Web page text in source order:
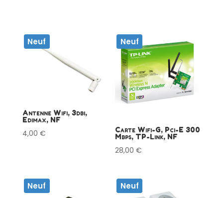
Neuf
Antenne Wifi, 3dbi,
Edimax, NF
4,00 €
Neuf
Carte Wifi-G, Pci-E 300
Mbps, TP-Link, NF
28,00€
Neuf Neuf